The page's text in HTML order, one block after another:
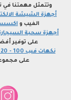
وتتمثل مهمتنا في
أجهزة الشيشة
الفيب و
أجهزة سحبة السيجارة
على توفير
نكهات فيب 100 - 120 مل
على